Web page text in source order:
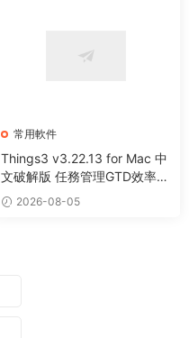
常用軟件
Things3 v3.22.13 for Mac 中
文破解版 任務管理GTD效率工
具 2026-08-05